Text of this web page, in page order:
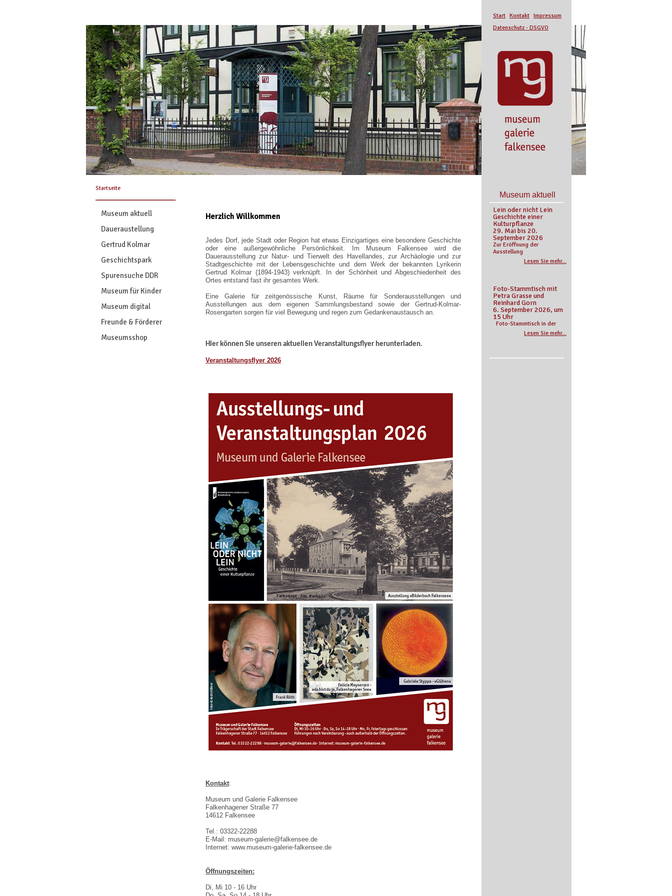
Startseite
Start Kontakt Impressum
Datenschutz - DSGVO
Museum aktuell
Museum aktuell
Daueraustellung
Gertrud Kolmar
Geschichtspark
Spurensuche DDR
Museum für Kinder
Museum digital
Freunde & Förderer
Museumsshop
Herzlich Willkommen
Jedes Dorf, jede Stadt oder Region hat etwas Einzigartiges eine besondere Geschichte
oder eine außergewöhnliche Persönlichkeit. Im Museum Falkensee wird die
Dauerausstellung zur Natur- und Tierwelt des Havellandes, zur Archäologie und zur
Stadtgeschichte mit der Lebensgeschichte und dem Werk der bekannten Lyrikerin
Gertrud Kolmar (1894-1943) verknüpft. In der Schönheit und Abgeschiedenheit des
Ortes entstand fast ihr gesamtes Werk.
Eine Galerie für zeitgenössische Kunst, Räume für Sonderausstellungen und
Ausstellungen aus dem eigenen Sammlungsbestand sowie der Gertrud-Kolmar-
Rosengarten sorgen für viel Bewegung und regen zum Gedankenaustausch an.
Hier können Sie unseren aktuellen Veranstaltungsflyer herunterladen.
Veranstaltungsflyer 2026
Kontakt:
Museum und Galerie Falkensee
Falkenhagener Straße 77
14612 Falkensee
Tel.: 03322-22288
E-Mail: museum-galerie@falkensee.de
Internet: www.museum-galerie-falkensee.de
Öffnungszeiten:
Di, Mi 10 - 16 Uhr
Lein oder nicht Lein
Geschichte einer
Kulturpflanze
29. Mai bis 20.
September 2026
Zur Eröffnung der
Ausstellung
Lesen Sie mehr...
Foto-Stammtisch mit
Petra Grasse und
Reinhard Gorn
6. September 2026, um
15 Uhr
Foto-Stammtisch in der
Lesen Sie mehr...